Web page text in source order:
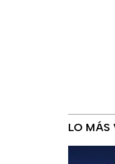
LO MÁS